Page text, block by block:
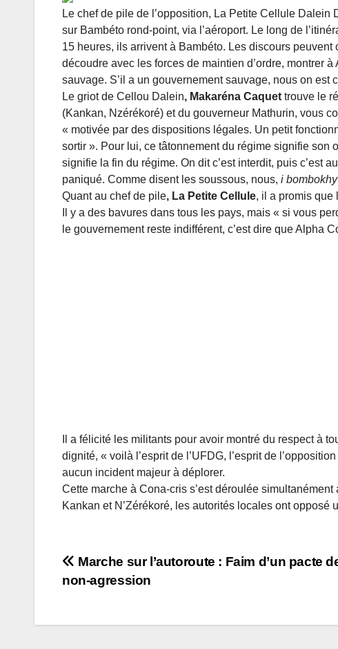
Le chef de pile de l’opposition, La Petite Cellule
sur Bambéto rond-point, via l’aéroport. Le long de
15 heures, ils arrivent à Bambéto. Les discours peuvent
découdre avec les forces de maintien d’ordre, montrer
sauvage. S’il a un gouvernement sauvage, nous on est
Le griot de Cellou Dalein, Makaréna Caquet trouve le
(Kankan, Nzérékoré) et du gouverneur Mathurin, vous
« motivée par des dispositions légales. Un petit
sortir ». Pour lui, ce tâtonnement du régime signifie son
signifie la fin du régime. On dit c’est interdit, puis c’est
paniqué. Comme disent les soussous, nous, i bombokhy
Quant au chef de pile, La Petite Cellule, il a promis que
Il y a des bavures dans tous les pays, mais « si vous
le gouvernement reste indifférent, c’est dire que Alpha
Il a félicité les militants pour avoir montré du respect à
dignité, « voilà l’esprit de l’UFDG, l’esprit de
aucun incident majeur à déplorer.
Cette marche à Cona-cris s’est déroulée
Kankan et N’Zérékoré, les autorités locales ont opposé
Navigation
l’article
Marche sur l’autoroute : Faim d’un pacte
non-agression